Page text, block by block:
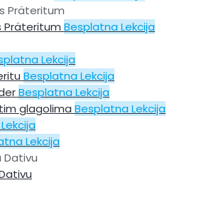
Präteritum
Präteritum Besplatna Lekcija
Lekcija
Besplatna Lekcija
Besplatna Lekcija
glagolima Besplatna Lekcija
Lekcija
Dativu